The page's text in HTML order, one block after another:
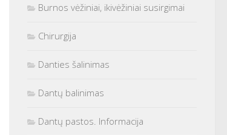
Burnos vėžiniai, ikivėžiniai susirgimai
Chirurgija
Danties šalinimas
Dantų balinimas
Dantų pastos. Informacija